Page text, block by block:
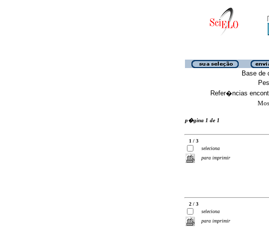
Base de
Refer�ncias
p�gina 1 de 1
1 / 3
seleciona
para imprimir
2 / 3
seleciona
para imprimir